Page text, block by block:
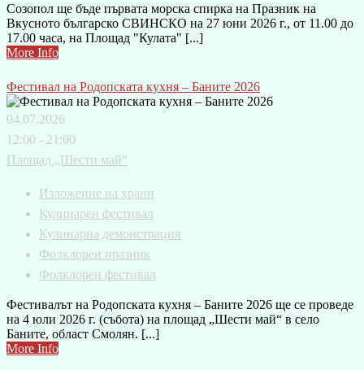
Созопол ще бъде първата морска спирка на Празник на
Вкусното българско СВИНСКО на 27 юни 2026 г., от 11.00 до
17.00 часа, на Площад "Кулата" [...]
More Info
Фестивал на Родопската кухня – Баните 2026
04.07.2026
12:00 - 21:00
Площад „Шести май“
Изложение на храни
Кулинарен фестивал
Кулинарна демонстрация
Фолклорен празник
Фолклорен фестивал
Фестивалът на Родопската кухня – Баните 2026 ще се проведе
на 4 юли 2026 г. (събота) на площад „Шести май“ в село
Баните, област Смолян. [...]
More Info